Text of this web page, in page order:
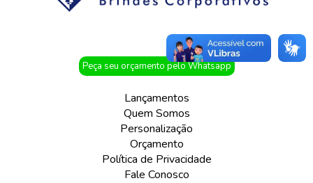
Peça seu orçamento pelo Whatsapp
Lançamentos
Quem Somos
Personalização
Orçamento
Política de Privacidade
Fale Conosco